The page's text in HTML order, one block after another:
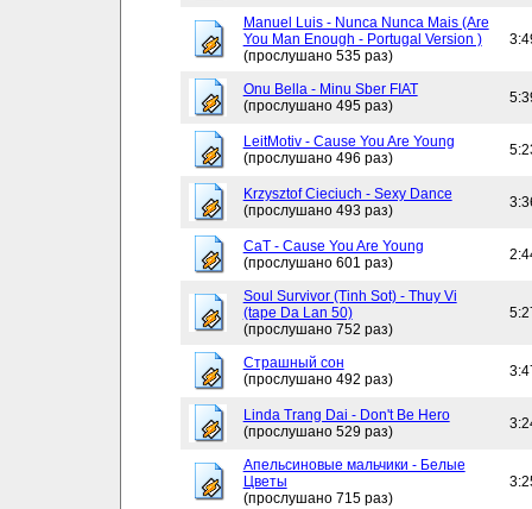
Manuel Luis - Nunca Nunca Mais (Are
You Man Enough - Portugal Version )
(прослушано 535 раз)
Onu Bella - Minu Sber FIAT
(прослушано 495 раз)
LeitMotiv - Cause You Are Young
(прослушано 496 раз)
Krzysztof Cieciuch - Sexy Dance
(прослушано 493 раз)
CaT - Cause You Are Young
(прослушано 601 раз)
Soul Survivor (Tinh Sot) - Thuy Vi
(tape Da Lan 50)
(прослушано 752 раз)
Страшный сон
(прослушано 492 раз)
Linda Trang Dai - Don't Be Hero
(прослушано 529 раз)
Апельсиновые мальчики - Белые
Цветы
(прослушано 715 раз)